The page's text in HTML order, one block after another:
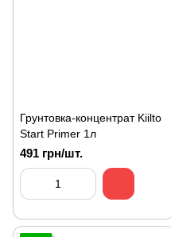
Грунтовка-концентрат Kiilto
Start Primer 1л
491 грн/шт.